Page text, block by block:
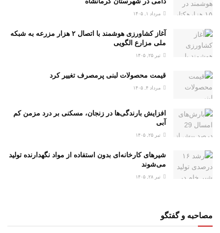
مرداد ۱, ۱۴۰۵
آغاز کشاورزی هوشمند با اتصال ۲ هزار مزرعه به شبکه
ملی مزارع الگویی
تیر ۲۵, ۱۴۰۵
قیمت محصولات لبنی پرمصرف تغییر کرد
مرداد ۴, ۱۴۰۵
افزایش بارندگی‌ها در زنجان، مسکنی بر درد مزمن کم
آبی
تیر ۲۵, ۱۴۰۵
شیرهای کارخانه‌ای بدون استفاده از مواد نگهدارنده تولید
می‌شوند
تیر ۲۸, ۱۴۰۵
مصاحبه و گفتگو